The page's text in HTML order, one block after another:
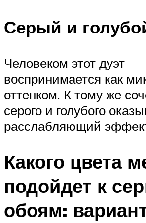
Серый и
Человеком этот дуэт
воспринимается как
оттенком. К тому же
серого и голубого
расслабляющий
Какого цвета
подойдет к
обоям: